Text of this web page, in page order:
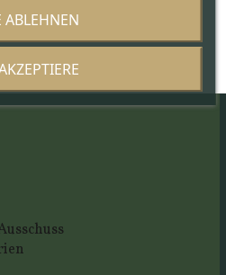
ABLEHNEN